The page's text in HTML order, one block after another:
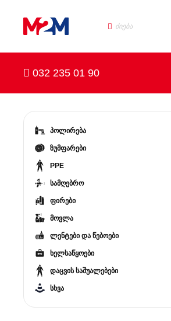
032 235 01 90
პოლირება
ზუმფარები
PPE
სამღებრო
ფირები
მოვლა
ლენტები და წებოები
ხელსაწყოები
დაცვის საშუალებები
სხვა